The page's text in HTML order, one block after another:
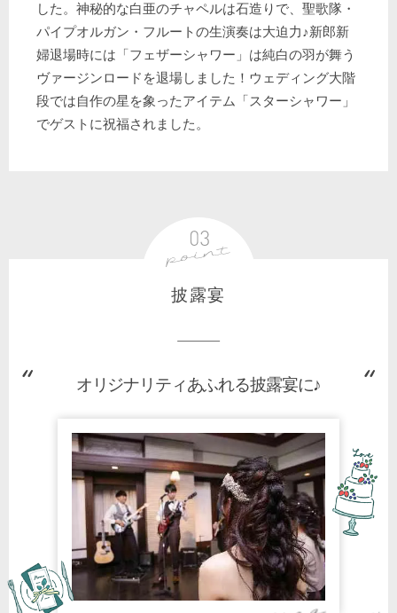
した。神秘的な白亜のチャペルは石造りで、聖歌隊・
パイプオルガン・フルートの生演奏は大迫力♪新郎新
婦退場時には「フェザーシャワー」は純白の羽が舞う
ヴァージンロードを退場しました！ウェディング大階
段では自作の星を象ったアイテム「スターシャワー」
でゲストに祝福されました。
披露宴
オリジナリティあふれる披露宴に♪